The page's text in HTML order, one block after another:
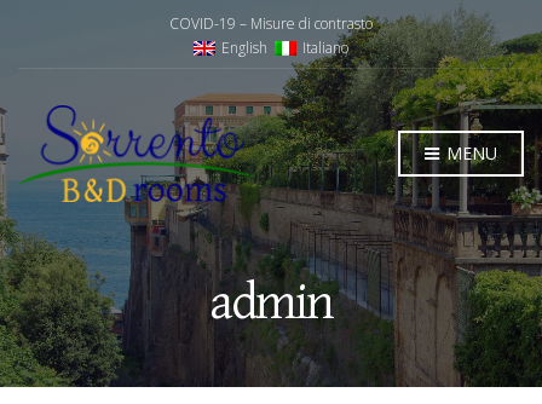
COVID-19 – Misure di contrasto
English
Italiano
MENU
admin